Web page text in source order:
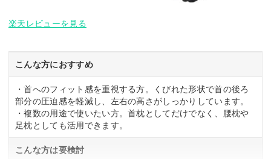
楽天レビューを見る
こんな方におすすめ
・首へのフィット感を重視する方。くびれた形状で首の後ろ
部分の圧迫感を軽減し、左右の高さがしっかりしています。
・複数の用途で使いたい方。首枕としてだけでなく、腰枕や
足枕としても活用できます。
こんな方は要検討